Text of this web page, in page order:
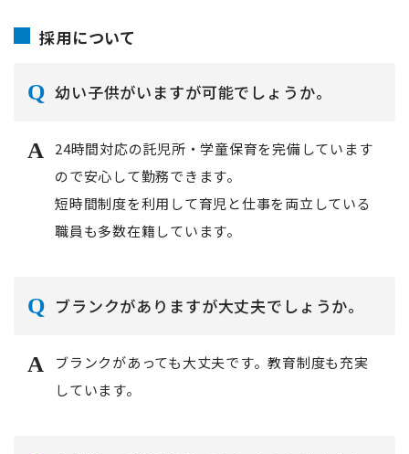
採用について
幼い子供がいますが可能でしょうか。
24時間対応の託児所・学童保育を完備しています
ので安心して勤務できます。
短時間制度を利用して育児と仕事を両立している
職員も多数在籍しています。
ブランクがありますが大丈夫でしょうか。
ブランクがあっても大丈夫です。教育制度も充実
しています。